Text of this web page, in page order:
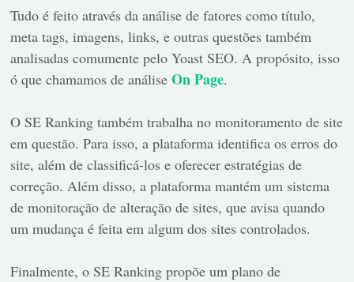
Tudo é feito através da análise de fatores como título,
meta tags, imagens, links, e outras questões também
analisadas comumente pelo Yoast SEO. A propósito, isso
ó que chamamos de análiseOn Page.
O SE Ranking também trabalha no monitoramento de site
em questão. Para isso, a plataforma identifica os erros do
site, além de classificá-los e oferecer estratégias de
correção. Além disso, a plataforma mantém um sistema
de monitoração de alteração de sites, que avisa quando
um mudança é feita em algum dos sites controlados.
Finalmente, o SE Ranking propõe um plano de